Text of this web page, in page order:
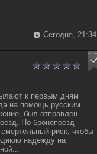
Сегодня, 21:34
к первым дням
на помощь русским
был отправлен
Но бронепоезд
риск, чтобы
надежду на